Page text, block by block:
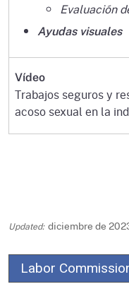
Evaluación
Ayudas visuales
Vídeo
Trabajos seguros y
acoso sexual en la
diciembre de
Labor